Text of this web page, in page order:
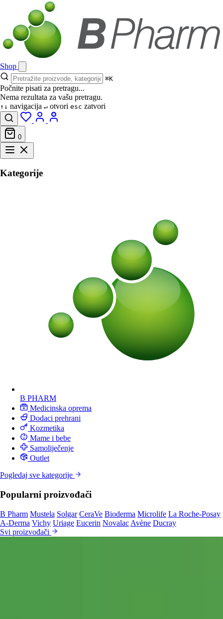
Shop
⌘K
Počnite pisati za pretragu...
Nema rezultata za vašu pretragu.
↑↓ navigacija ↵ otvori esc zatvori
0
Kategorije
B PHARM
Medicinska oprema
Dodaci prehrani
Kozmetika
Mame i bebe
Samoliječenje
Outlet
Pogledaj sve kategorije
Popularni proizvođači
B Pharm Mustela Solgar CeraVe Bioderma Microlife La Roche-Posay
A-Derma Vichy Uriage Eucerin Novalac Avène Ducray
Svi proizvođači